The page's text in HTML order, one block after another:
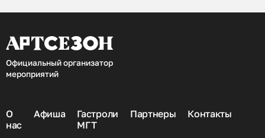
Официальный организатор
мероприятий
О
нас
Афиша
Гастроли
МГТ
Партнеры Контакты